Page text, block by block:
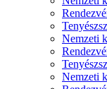
Nemzeti
Nemzeti